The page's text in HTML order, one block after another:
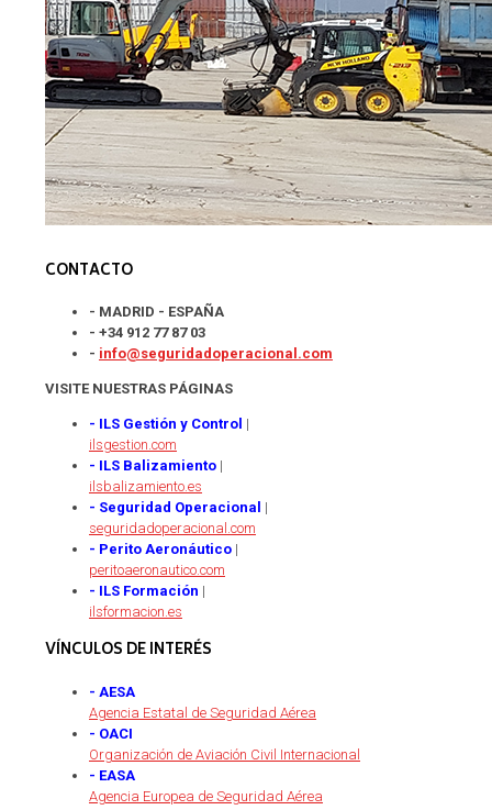
CONTACTO
- MADRID - ESPAÑA
- +34 912 77 87 03
- info@seguridadoperacional.com
VISITE NUESTRAS PÁGINAS
- ILS Gestión y Control |
ilsgestion.com
- ILS Balizamiento |
ilsbalizamiento.es
- Seguridad Operacional |
seguridadoperacional.com
- Perito Aeronáutico |
peritoaeronautico.com
- ILS Formación |
ilsformacion.es
VÍNCULOS DE INTERÉS
- AESA
Agencia Estatal de Seguridad Aérea
- OACI
Organización de Aviación Civil Internacional
- EASA
Agencia Europea de Seguridad Aérea